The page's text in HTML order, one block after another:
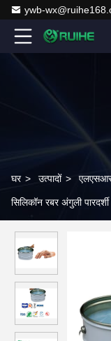
ywb-
घर > उत्पादों >
सिलिकॉन रबर अंगुली